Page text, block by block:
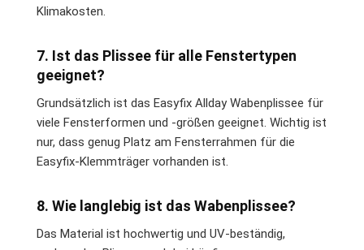
Klimakosten.
7. Ist das Plissee für alle Fenstertypen
geeignet?
Grundsätzlich ist das Easyfix Allday Wabenplissee für
viele Fensterformen und -größen geeignet. Wichtig ist
nur, dass genug Platz am Fensterrahmen für die
Easyfix-Klemmträger vorhanden ist.
8. Wie langlebig ist das Wabenplissee?
Das Material ist hochwertig und UV-beständig,